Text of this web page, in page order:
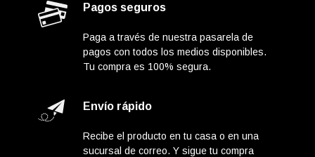
Pagos seguros
Paga a través de nuestra pasarela de
pagos con todos los medios disponibles.
Tu compra es 100% segura.
Envío rápido
Recibe el producto en tu casa o en una
sucursal de correo. Y sigue tu compra